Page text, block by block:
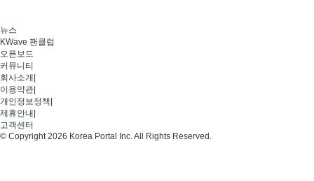
뉴스
KWave 팬클럽
오픈보드
커뮤니티
회사소개
이용약관
개인정보정책
제휴안내
고객센터
© Copyright 2026 Korea Portal Inc. All Rights Reserved.